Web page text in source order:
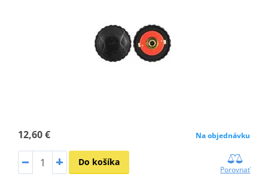
12,60 € Na objednávku
Do košíka
Porovnať